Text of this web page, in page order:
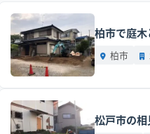
徴です。また、過去には南関
た歴史もあり、古い建物には
道路事情：村の中央部を通る広
や、トラックが曲がれないよ
柏市で庭
柏市
松戸市の相